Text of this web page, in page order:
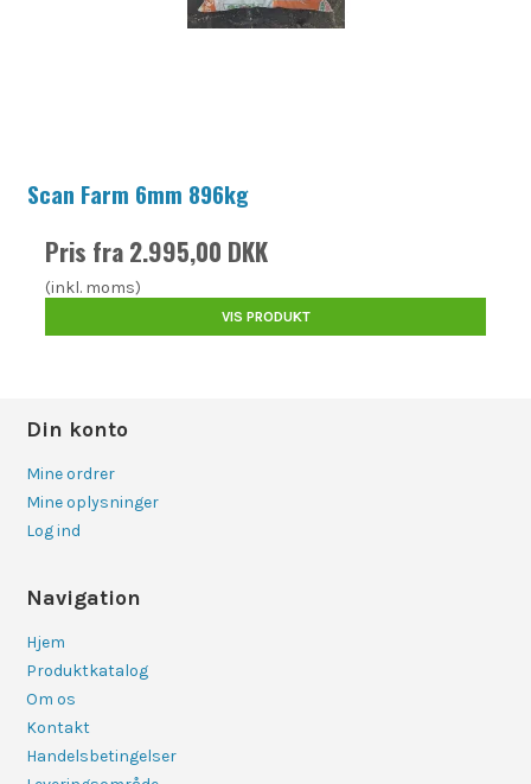
Scan Farm 6mm 896kg
Pris fra2.995,00 DKK
(inkl. moms)
VIS PRODUKT
Din konto
Mine ordrer
Mine oplysninger
Log ind
Navigation
Hjem
Produktkatalog
Om os
Kontakt
Handelsbetingelser